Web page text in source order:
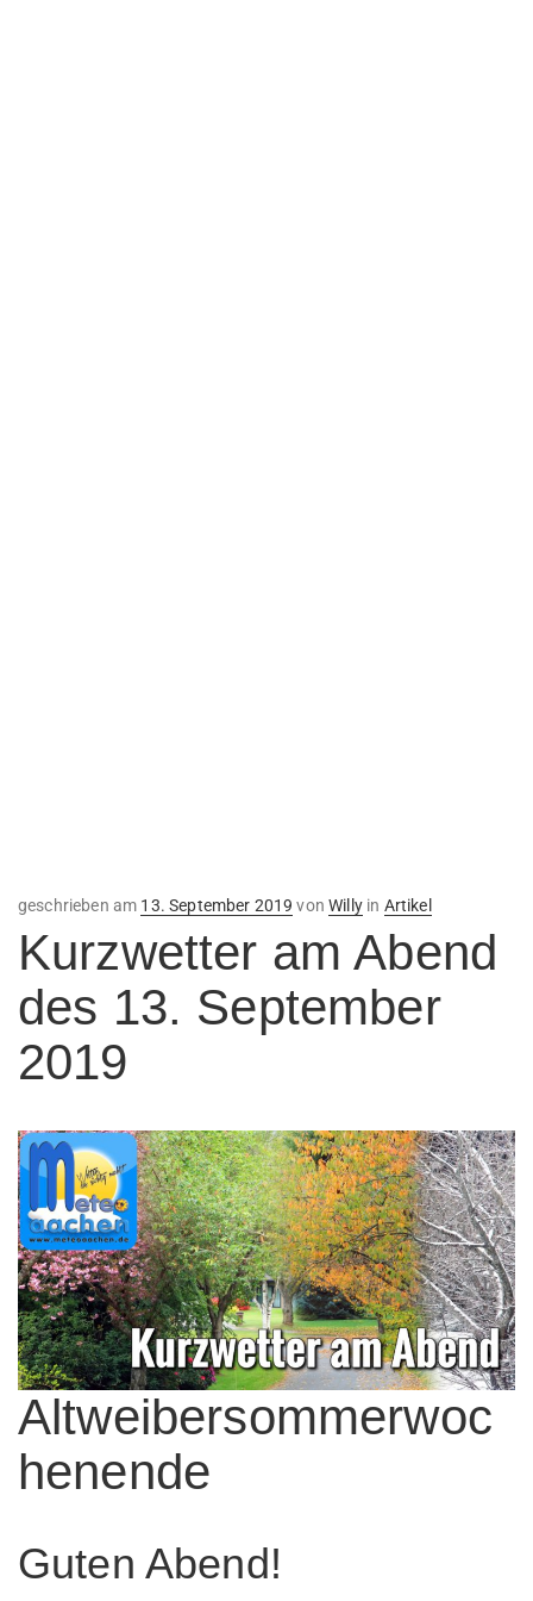
geschrieben am Veröffentlicht
13. September 2019 vonWillyin Artikel
Kurzwetter am Abend
des 13. September
2019
Altweibersommerwoc
henende
Guten Abend!